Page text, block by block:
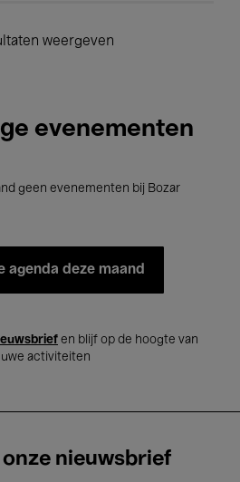
weergeven
evenementen
geen evenementen bij Bozar
agenda deze maand
en blijf op de hoogte van
activiteiten
nieuwsbrief